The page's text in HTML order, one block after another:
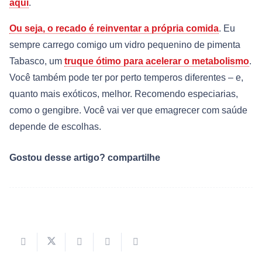
aqui.
Ou seja, o recado é reinventar a própria comida. Eu
sempre carrego comigo um vidro pequenino de pimenta
Tabasco, um truque ótimo para acelerar o metabolismo.
Você também pode ter por perto temperos diferentes – e,
quanto mais exóticos, melhor. Recomendo especiarias,
como o gengibre. Você vai ver que emagrecer com saúde
depende de escolhas.
Gostou desse artigo? compartilhe